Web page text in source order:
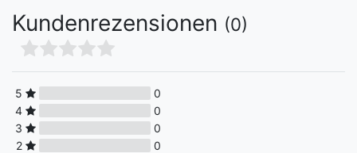
Kundenrezensionen (0)
5
0
4
0
3
0
2
0